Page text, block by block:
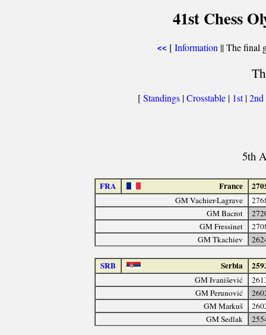
41st Chess
<< [Information || The final
[Standings|Crosstable| 1st|2nd
5th
FRA France
GM Vachier-Lagrave
GM Bacrot
GM Fressinet
GM Tkachiev
SRB Serbia
GM Ivanišević
GM Perunović
GM Markuš
GM Sedlak